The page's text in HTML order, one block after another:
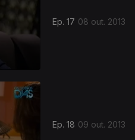
Ep. 17 08 out. 2013
Ep. 18 09 out. 2013